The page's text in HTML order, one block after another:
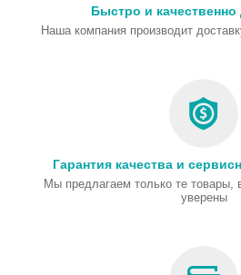
Быстро и качественно
Наша компания производит
Гарантия качества и
Мы предлагаем только те товары,
уверены